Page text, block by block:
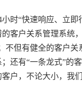
时“快速响应、立即
客户关系管理系统
不但有健全的客户关
还有“一条龙式”的
户，不论大小，我